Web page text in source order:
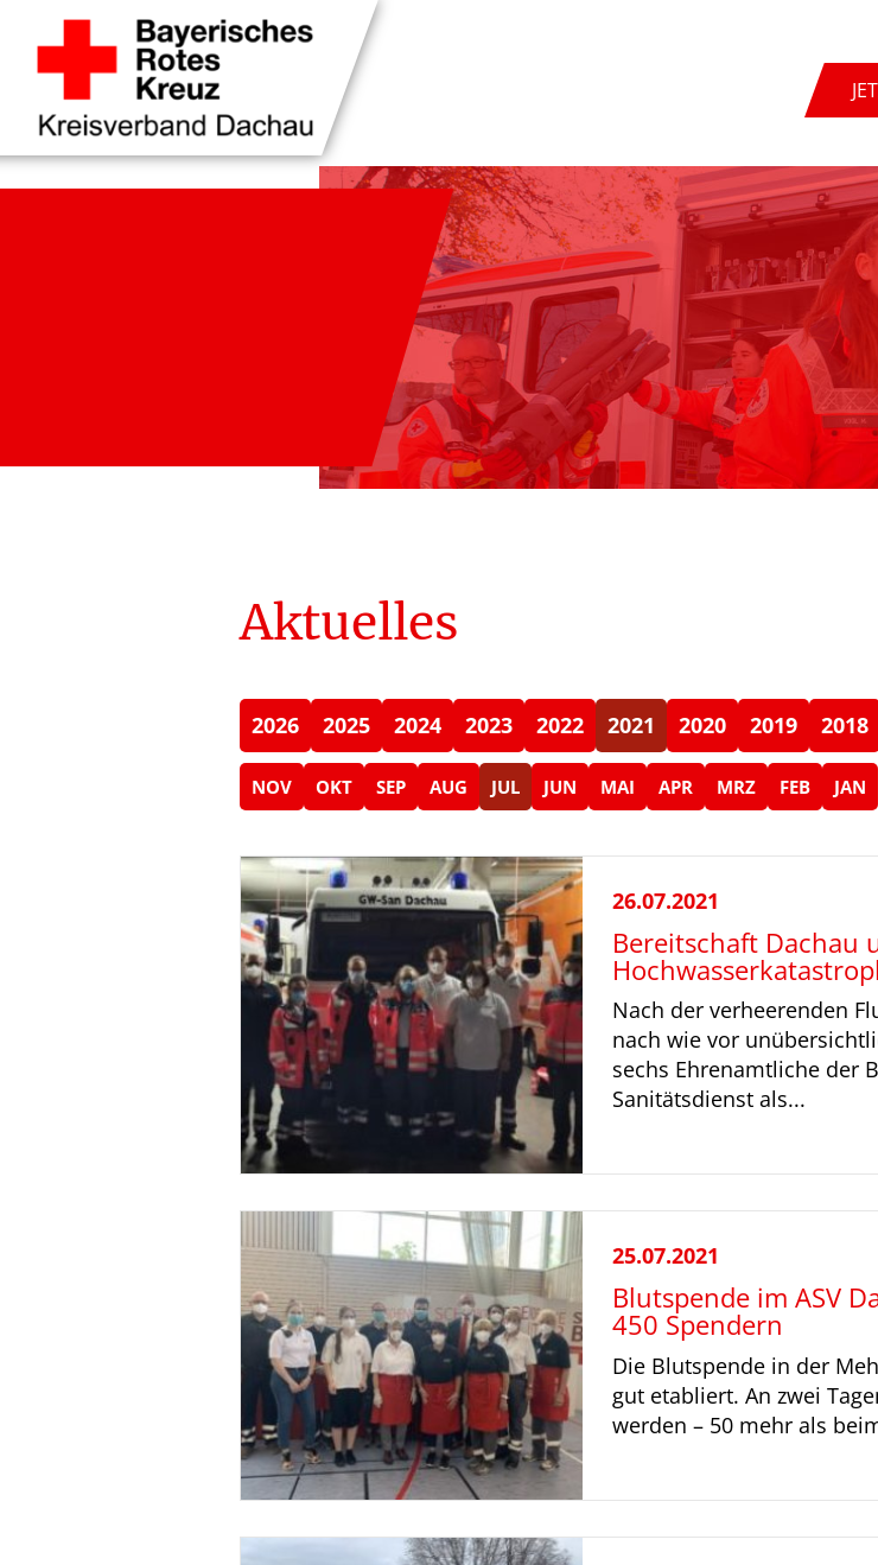
Aktuelles
2026 2025 2024 2023 2022 2021 2020 2019 2018
NOV OKT SEP AUG JUL JUN MAI APR MRZ FEB JAN
26.07.2021
Bereitschaft Dachau
Nach der verheerenden
nach wie vor
sechs Ehrenamtliche der
Sanitätsdienst als...
25.07.2021
Blutspende im ASV
450 Spendern
Die Blutspende in der
gut etabliert. An zwei
werden – 50 mehr als